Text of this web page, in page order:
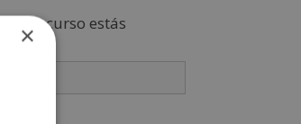
que curso estás
×